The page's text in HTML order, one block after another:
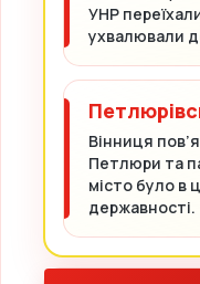
УНР
ухвалювали
Вінниця
Петлюри та
місто було в
державності.